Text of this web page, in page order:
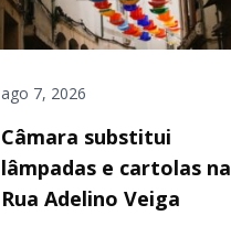
ago 7, 2026
Câmara substitui
lâmpadas e cartolas na
Rua Adelino Veiga